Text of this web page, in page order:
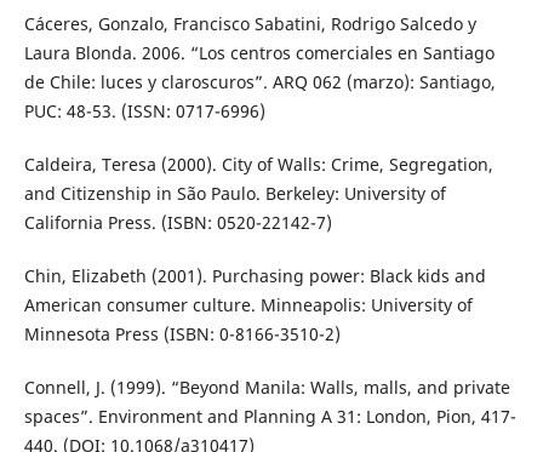
Cáceres, Gonzalo, Francisco Sabatini, Rodrigo Salcedo y
Laura Blonda. 2006. “Los centros comerciales en Santiago
de Chile: luces y claroscuros”. ARQ 062 (marzo): Santiago,
PUC: 48-53. (ISSN: 0717-6996)
Caldeira, Teresa (2000). City of Walls: Crime, Segregation,
and Citizenship in São Paulo. Berkeley: University of
California Press. (ISBN: 0520-22142-7)
Chin, Elizabeth (2001). Purchasing power: Black kids and
American consumer culture. Minneapolis: University of
Minnesota Press (ISBN: 0-8166-3510-2)
Connell, J. (1999). “Beyond Manila: Walls, malls, and private
spaces”. Environment and Planning A 31: London, Pion, 417-
440. (DOI: 10.1068/a310417)